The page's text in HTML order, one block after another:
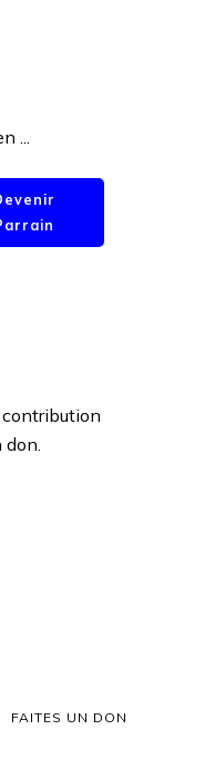
...
don.
FAITES UN DON